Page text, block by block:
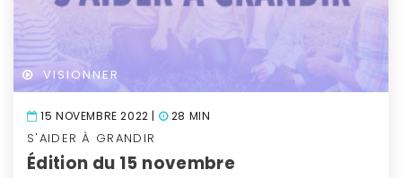
VISIONNER
15 NOVEMBRE 2022 | 28 MIN
S'AIDER À GRANDIR
Édition du 15 novembre